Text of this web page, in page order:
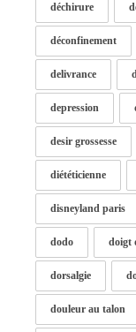
déchirure
déconfinement
delivrance
depression
desir grossesse
diététicienne
disneyland paris
dodo doigt
dorsalgie
douleur au talon